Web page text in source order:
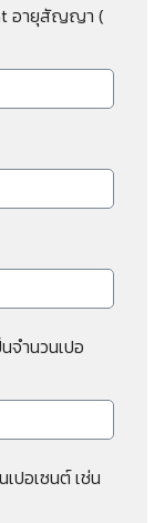
อายุสัญญา (
จำนวนเปอ
ปอเซนต์ เช่น